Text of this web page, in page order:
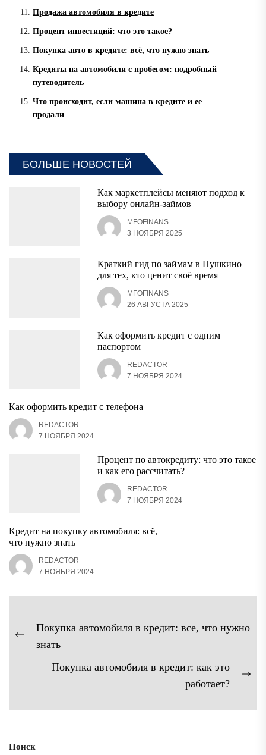
Продажа автомобиля в кредите
Процент инвестиций: что это такое?
Покупка авто в кредите: всё, что нужно знать
Кредиты на автомобили с пробегом: подробный
путеводитель
Что происходит, если машина в кредите и ее
продали
БОЛЬШЕ НОВОСТЕЙ
Как маркетплейсы меняют подход к
выбору онлайн-займов
MFOFINANS
3 НОЯБРЯ 2025
Краткий гид по займам в Пушкино
для тех, кто ценит своё время
MFOFINANS
26 АВГУСТА 2025
Как оформить кредит с одним
паспортом
REDACTOR
7 НОЯБРЯ 2024
Как оформить кредит с телефона
REDACTOR
7 НОЯБРЯ 2024
Процент по автокредиту: что это такое
и как его рассчитать?
REDACTOR
7 НОЯБРЯ 2024
Кредит на покупку автомобиля: всё,
что нужно знать
REDACTOR
7 НОЯБРЯ 2024
Навигация
по
записям
Предыдущая
Покупка автомобиля в кредит: все, что нужно
знать
Покупка автомобиля в кредит: как это
работает?
Поиск